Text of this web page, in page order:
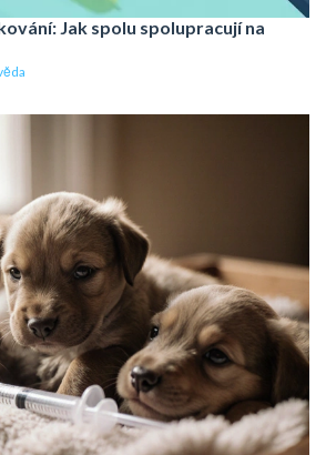
Jak spolu spolupracují na